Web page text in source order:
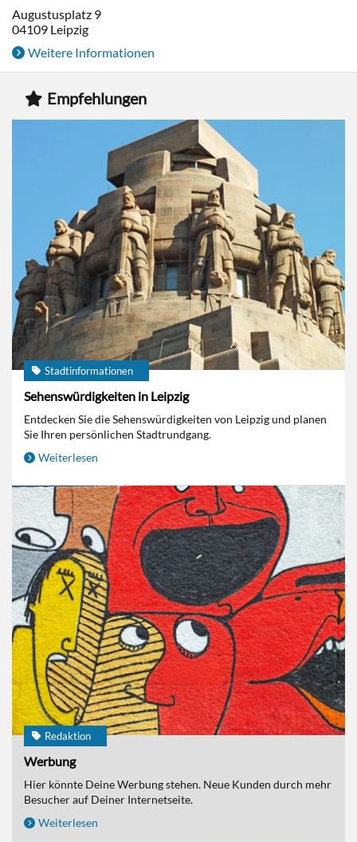
Augustusplatz 9
04109 Leipzig
Weitere Informationen
Empfehlungen
Stadtinformationen
Sehenswürdigkeiten in Leipzig
Entdecken Sie die Sehenswürdigkeiten von Leipzig und planen
Sie Ihren persönlichen Stadtrundgang.
Weiterlesen
Redaktion
Werbung
Hier könnte Deine Werbung stehen. Neue Kunden durch mehr
Besucher auf Deiner Internetseite.
Weiterlesen